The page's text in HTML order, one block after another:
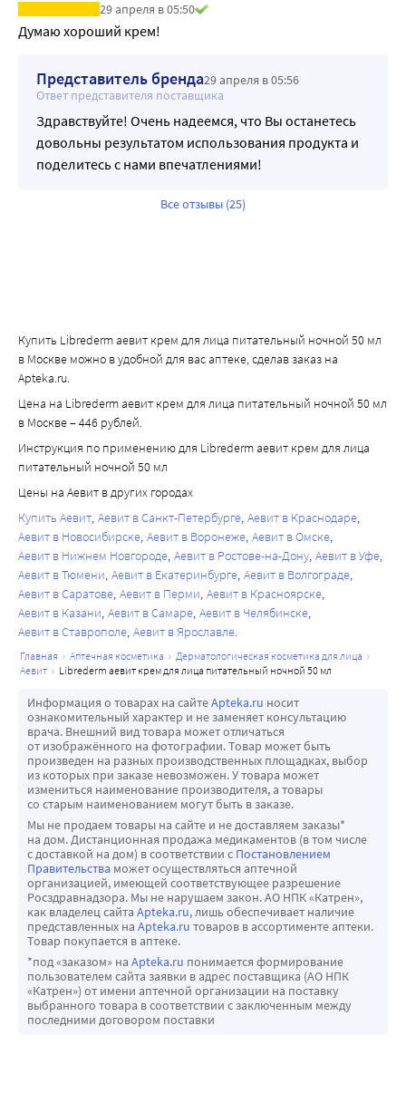
29 апреля в 05:50
Думаю хороший крем!
Представитель бренда29 апреля в 05:56
Ответ представителя поставщика
Здравствуйте! Очень надеемся, что Вы останетесь
довольны результатом использования продукта и
поделитесь с нами впечатлениями!
Все отзывы (25)
Купить Librederm аевит крем для лица питательный ночной 50 мл
в Москве можно в удобной для вас аптеке, сделав заказ на
Apteka.ru.
Цена на Librederm аевит крем для лица питательный ночной 50 мл
в Москве – 446 рублей.
Инструкция по применению для Librederm аевит крем для лица
питательный ночной 50 мл
Цены на Аевит в других городах
Купить Аевит Аевит в Санкт-Петербурге Аевит в Краснодаре
Аевит в Новосибирске Аевит в Воронеже Аевит в Омске
Аевит в Нижнем Новгороде Аевит в Ростове-на-Дону Аевит в Уфе
Аевит в Тюмени Аевит в Екатеринбурге Аевит в Волгограде
Аевит в Саратове Аевит в Перми Аевит в Красноярске
Аевит в Казани Аевит в Самаре Аевит в Челябинске
Аевит в Ставрополе Аевит в Ярославле
главная аптечная косметика
дерматологическая косметика для лица
аевит
librederm аевит крем для лица питательный ночной 50 мл
Информация о товарах на сайтеApteka.ru носит
ознакомительный характер и не заменяет консультацию
врача. Внешний вид товара может отличаться
от изображённого на фотографии. Товар может быть
произведен на разных производственных площадках, выбор
из которых при заказе невозможен. У товара может
измениться наименование производителя, а товары
со старым наименованием могут быть в заказе.
Мы не продаем товары на сайте и не доставляем заказы*
на дом. Дистанционная продажа медикаментов (в том числе
с доставкой на дом) в соответствии с Постановлением
Правительства может осуществляться аптечной
организацией, имеющей соответствующее разрешение
Росздравнадзора. Мы не нарушаем закон. АО НПК «Катрен»,
как владелец сайта Apteka.ru, лишь обеспечивает наличие
представленных на Apteka.ru товаров в ассортименте аптеки.
Товар покупается в аптеке.
*под «заказом» на Apteka.ru понимается формирование
пользователем сайта заявки в адрес поставщика (АО НПК
«Катрен») от имени аптечной организации на поставку
выбранного товара в соответствии с заключенным между
последними договором поставки